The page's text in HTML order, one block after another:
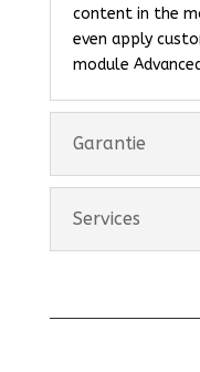
content in the
even apply
module
Garantie
Services